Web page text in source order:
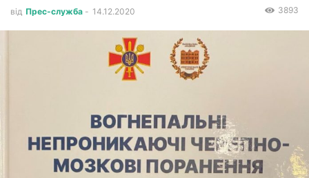
від Прес-служба - 14.12.2020 3893